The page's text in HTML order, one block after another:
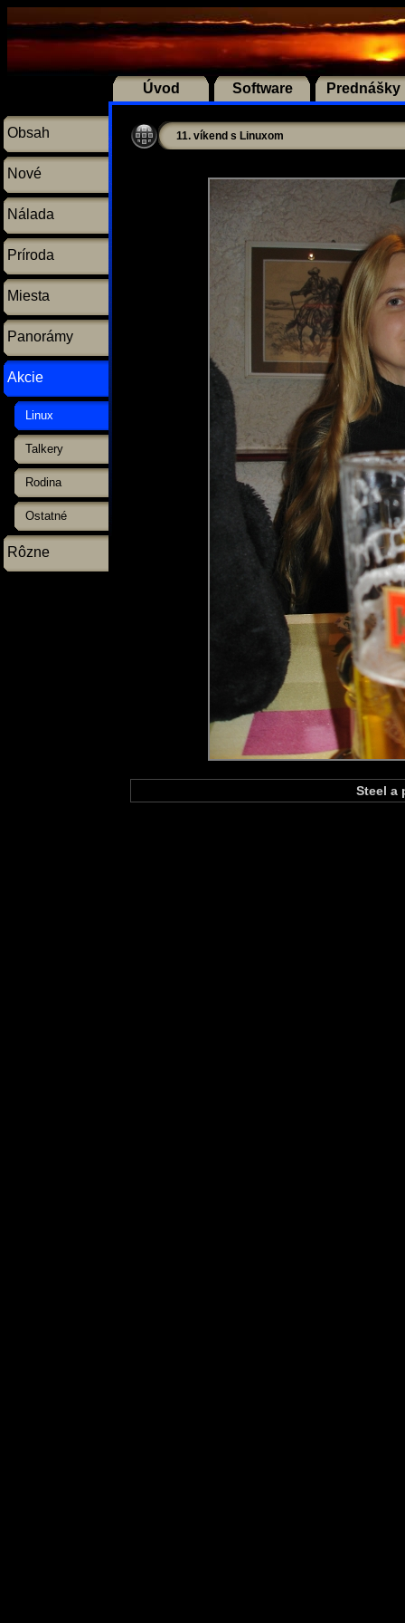
Úvod Software Prednášky
Obsah
Nové
Nálada
Príroda
Miesta
Panorámy
Akcie
Linux
Talkery
Rodina
Ostatné
Rôzne
11. víkend s Linuxom
Steel a